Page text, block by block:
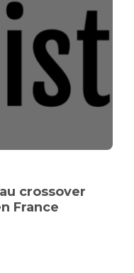
crossover
France